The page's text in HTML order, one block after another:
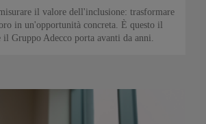
il valore dell'inclusione: trasformare
in un'opportunità concreta. È questo il
il Gruppo Adecco porta avanti da anni.